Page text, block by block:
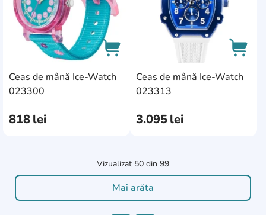
Ceas de mână Ice-Watch
023300
818lei
AddCardToCart
Ceas de mână Ice-Watch
023313
3.095lei
Vizualizat 50 din 99
Mai arăta